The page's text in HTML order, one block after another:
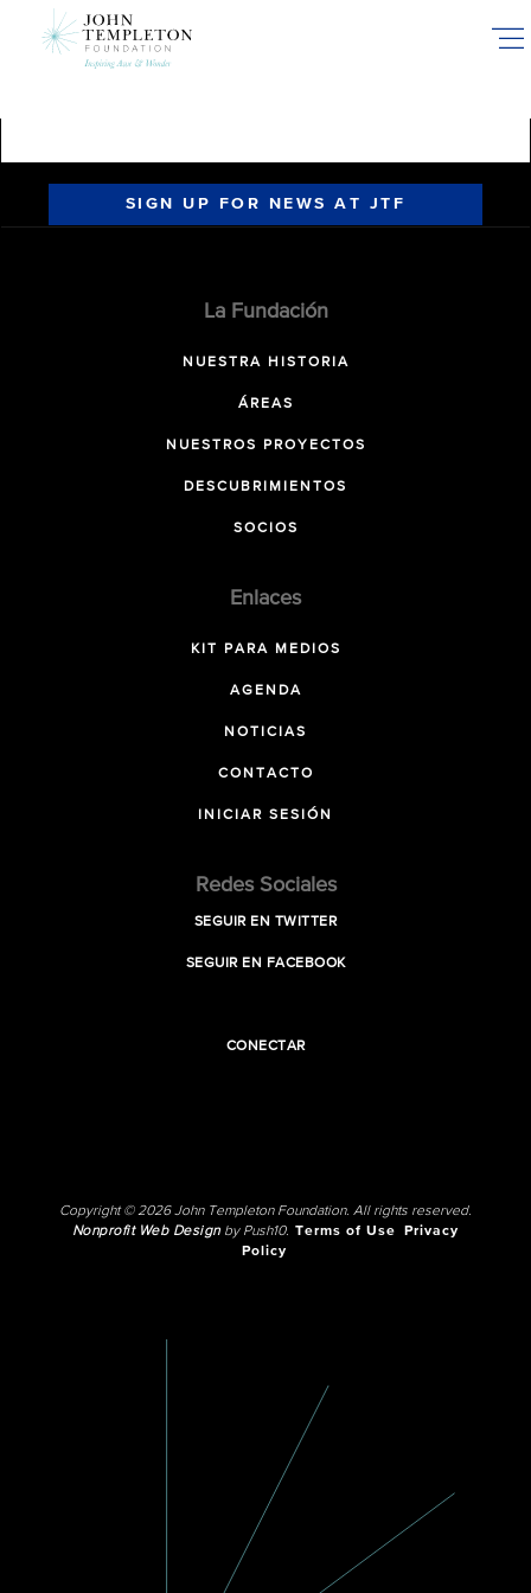
SIGN UP FOR NEWS AT JTF
La Fundación
NUESTRA HISTORIA
ÁREAS
NUESTROS PROYECTOS
DESCUBRIMIENTOS
SOCIOS
Enlaces
KIT PARA MEDIOS
AGENDA
NOTICIAS
CONTACTO
INICIAR SESIÓN
Redes Sociales
SEGUIR EN TWITTER
SEGUIR EN FACEBOOK
CONECTAR
Copyright © 2026 John Templeton Foundation. All rights reserved.
Nonprofit Web Designby Push10. Terms of Use
Privacy
Policy